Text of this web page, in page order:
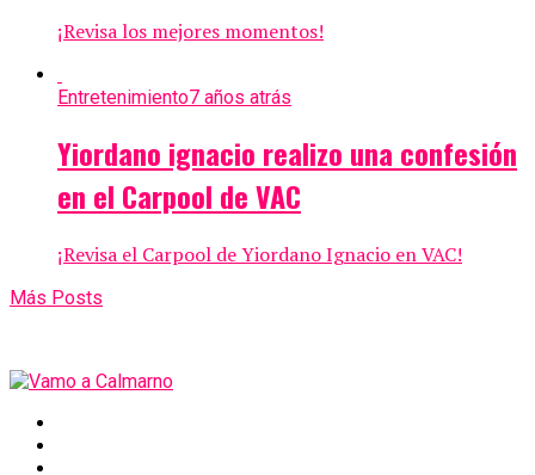
¡Revisa los mejores momentos!
Entretenimiento7 años atrás
Yiordano ignacio realizo una confesión
en el Carpool de VAC
¡Revisa el Carpool de Yiordano Ignacio en VAC!
Más Posts